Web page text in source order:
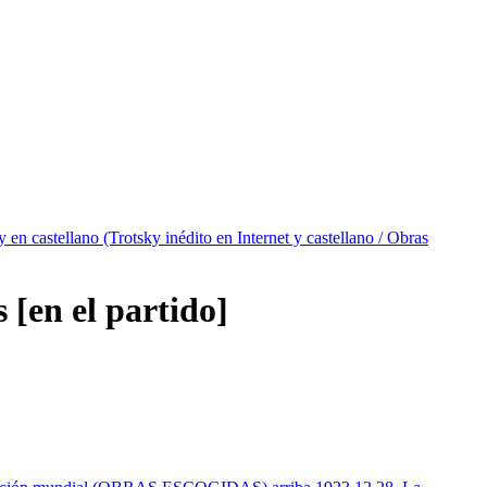
en castellano (Trotsky inédito en Internet y castellano / Obras
[en el partido]